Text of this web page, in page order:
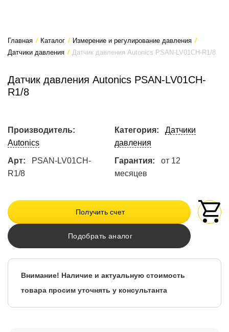
Главная / Каталог / Измерение и регулирование давления /
Датчики давления / Датчик давления Autonics PSAN-LV01CH-R1/8
Датчик давления Autonics PSAN-LV01CH-
R1/8
Производитель:
Autonics
Категория:
Датчики
давления
Арт:
PSAN-LV01CH-
R1/8
Гарантия:
от 12
месяцев
Получить счет
Подобрать аналог
Внимание! Наличие и актуальную стоимость
товара просим уточнять у консультанта